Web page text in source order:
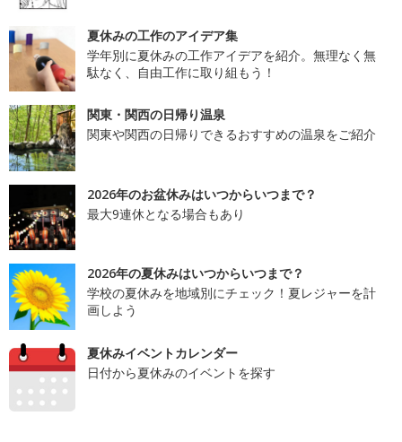
夏休みの工作のアイデア集
学年別に夏休みの工作アイデアを紹介。無理なく無
駄なく、自由工作に取り組もう！
関東・関西の日帰り温泉
関東や関西の日帰りできるおすすめの温泉をご紹介
2026年のお盆休みはいつからいつまで？
最大9連休となる場合もあり
2026年の夏休みはいつからいつまで？
学校の夏休みを地域別にチェック！夏レジャーを計
画しよう
夏休みイベントカレンダー
日付から夏休みのイベントを探す